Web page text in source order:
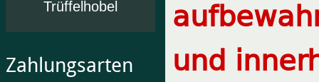
Trüffelhobel
Zahlungsarten
und